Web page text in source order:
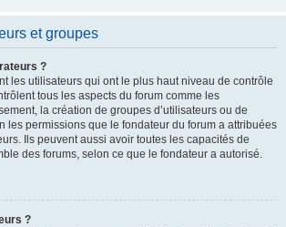
et groupes
?
les utilisateurs qui ont le plus haut niveau de contrôle
tous les aspects du forum comme les
la création de groupes d’utilisateurs ou de
les permissions que le fondateur du forum a attribuées
Ils peuvent aussi avoir toutes les capacités de
des forums, selon ce que le fondateur a autorisé.
?